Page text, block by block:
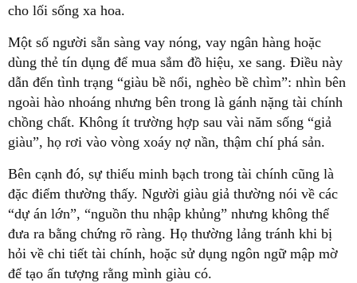
cho lối sống xa hoa.
Một số người sẵn sàng vay nóng, vay ngân hàng hoặc
dùng thẻ tín dụng để mua sắm đồ hiệu, xe sang. Điều này
dẫn đến tình trạng “giàu bề nổi, nghèo bề chìm”: nhìn bên
ngoài hào nhoáng nhưng bên trong là gánh nặng tài chính
chồng chất. Không ít trường hợp sau vài năm sống “giả
giàu”, họ rơi vào vòng xoáy nợ nần, thậm chí phá sản.
Bên cạnh đó, sự thiếu minh bạch trong tài chính cũng là
đặc điểm thường thấy. Người giàu giả thường nói về các
“dự án lớn”, “nguồn thu nhập khủng” nhưng không thể
đưa ra bằng chứng rõ ràng. Họ thường lảng tránh khi bị
hỏi về chi tiết tài chính, hoặc sử dụng ngôn ngữ mập mờ
để tạo ấn tượng rằng mình giàu có.